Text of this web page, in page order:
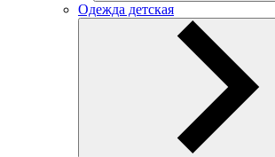
Одежда детская